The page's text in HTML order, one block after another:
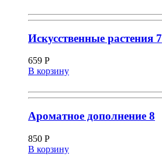
Искусственные растения 7
659 Р
В корзину
Ароматное дополнение 8
850 Р
В корзину